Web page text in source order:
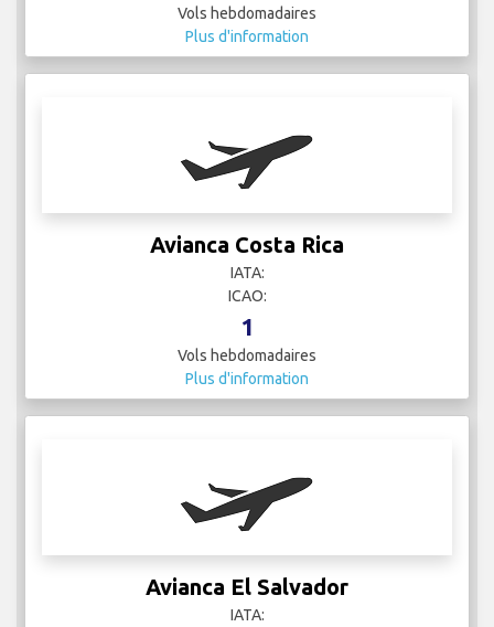
Vols hebdomadaires
Plus d'information
Avianca Costa Rica
IATA:
ICAO:
1
Vols hebdomadaires
Plus d'information
Avianca El Salvador
IATA: